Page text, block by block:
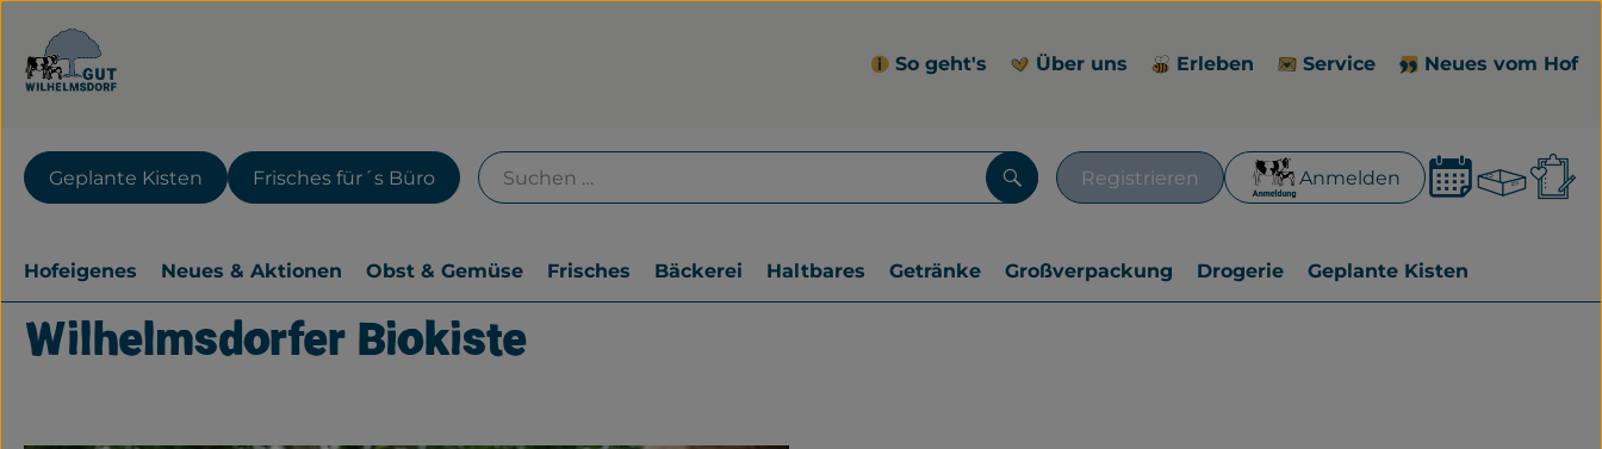
So geht's Über uns Erleben Service Neues vom Hof
Registrieren Anmelden
Suchen
Geplante Kisten Frisches für´s Büro
Hofeigenes Neues & Aktionen Obst & Gemüse Frisches Bäckerei Haltbares Getränke Großverpackung Drogerie Geplante Kisten
Wilhelmsdorfer Biokiste